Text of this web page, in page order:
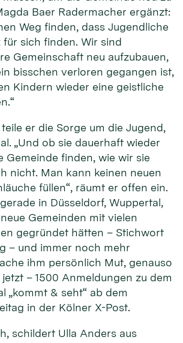
Baer Radermacher ergänzt:
Weg finden, dass Jugendliche
für sich finden. Wir sind
Gemeinschaft neu aufzubauen,
bisschen verloren gegangen ist,
Kindern wieder eine geistliche
er die Sorge um die Jugend,
„Und ob sie dauerhaft wieder
Gemeinde finden, wie wir sie
nicht. Man kann keinen neuen
füllen“, räumt er offen ein.
in Düsseldorf, Wuppertal,
Gemeinden mit vielen
gegründet hätten – Stichwort
– und immer noch mehr
ihm persönlich Mut, genauso
– 1500 Anmeldungen zu dem
„kommt & seht“ ab dem
in der Kölner X-Post.
schildert Ulla Anders aus